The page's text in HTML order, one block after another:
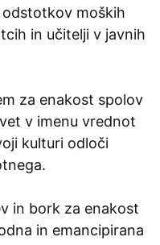
moških
in učitelji v javnih
za enakost spolov
v imenu vrednot
kulturi odloči
in bork za enakost
in emancipirana